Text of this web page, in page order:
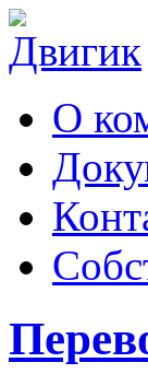
О